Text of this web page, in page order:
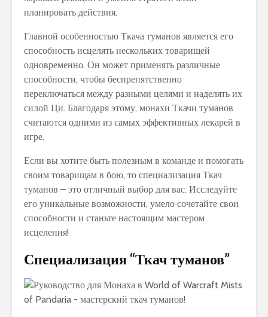
планировать действия.
Главной особенностью Ткача туманов является его
способность исцелять нескольких товарищей
одновременно. Он может применять различные
способности, чтобы беспрепятственно
переключаться между разными целями и наделять их
силой Ци. Благодаря этому, монахи Ткачи туманов
считаются одними из самых эффективных лекарей в
игре.
Если вы хотите быть полезным в команде и помогать
своим товарищам в бою, то специализация Ткач
туманов – это отличный выбор для вас. Исследуйте
его уникальные возможности, умело сочетайте свои
способности и станьте настоящим мастером
исцеления!
Специализация “Ткач туманов”